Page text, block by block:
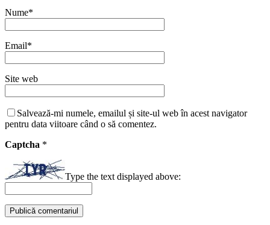
Nume*
Email*
Site web
Salvează-mi numele, emailul și site-ul web în acest navigator
pentru data viitoare când o să comentez.
Captcha *
Type the text displayed above: